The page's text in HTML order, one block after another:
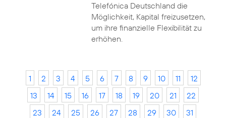
Telefónica Deutschland die
Möglichkeit, Kapital freizusetzen,
um ihre finanzielle Flexibilität zu
erhöhen.
1 2 3 4 5 6 7 8 9 10 11
12
13
14 15 16 17 18 19 20 21
22
23
24 25 26 27 28 29 30
31